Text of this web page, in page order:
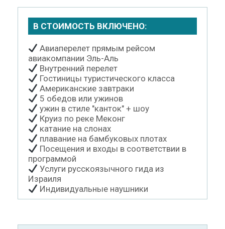
В СТОИМОСТЬ ВКЛЮЧЕНО:
Авиаперелет прямым рейсом
авиакомпании Эль-Аль
Внутренний перелет
Гостиницы туристического класса
Американские завтраки
5 обедов или ужинов
ужин в стиле "канток" + шоу
Круиз по реке Меконг
катание на слонах
плавание на бамбуковых плотах
Посещения и входы в соответствии в
программой
Услуги русскоязычного гида из
Израиля
Индивидуальные наушники